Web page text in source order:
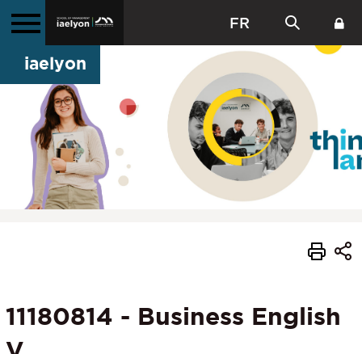
FR
iaelyon
11180814 - Business English